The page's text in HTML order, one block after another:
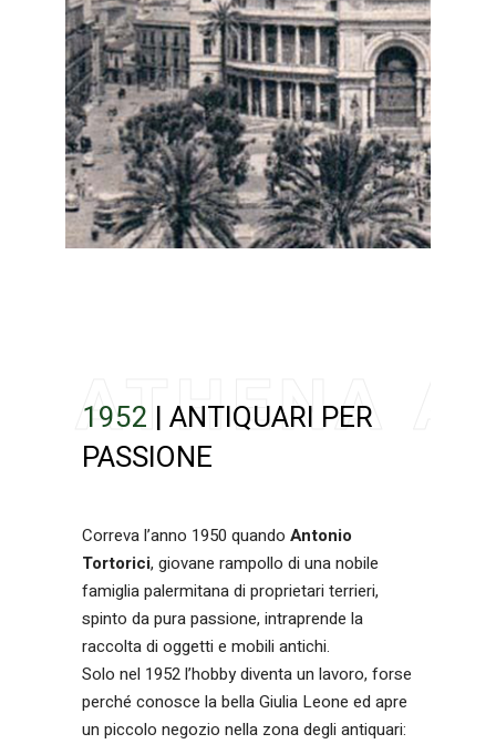
1952 | ANTIQUARI PER
PASSIONE
Correva l’anno 1950 quando Antonio
Tortorici, giovane rampollo di una nobile
famiglia palermitana di proprietari terrieri,
spinto da pura passione, intraprende la
raccolta di oggetti e mobili antichi.
Solo nel 1952 l’hobby diventa un lavoro, forse
perché conosce la bella Giulia Leone ed apre
un piccolo negozio nella zona degli antiquari: